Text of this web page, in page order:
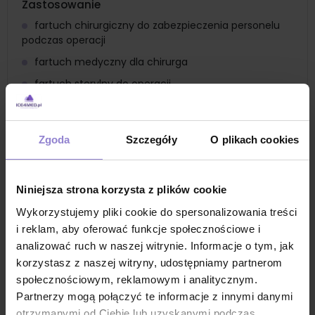
Zgoda Szczegóły O plikach cookies
Niniejsza strona korzysta z plików cookie
Wykorzystujemy pliki cookie do spersonalizowania treści
i reklam, aby oferować funkcje społecznościowe i
analizować ruch w naszej witrynie. Informacje o tym, jak
korzystasz z naszej witryny, udostępniamy partnerom
społecznościowym, reklamowym i analitycznym.
Partnerzy mogą połączyć te informacje z innymi danymi
Zastosowanie
fartuch chirurgiczny do zabezpieczenia personelu
podczas operacji
fartuch medyczny dla chirurga
fartuch sterylny do operacji
fartuch sterylny dla lekarza
czy cewnikowanie
fartuch do użytku w izbach przyjęć
fartuch do użytku w izolatkach
fartuch sterylny dla personelu oddziałów
intensywnej terapii
fartuch do przeprowadzenia zabiegów
diagnostycznych
fartuch do zabiegów ginekologicznych i
położniczych